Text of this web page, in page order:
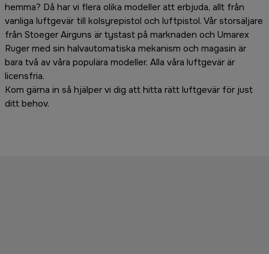
hemma? Då har vi flera olika modeller att erbjuda, allt från
vanliga luftgevär till kolsyrepistol och luftpistol. Vår storsäljare
från Stoeger Airguns är tystast på marknaden och Umarex
Ruger med sin halvautomatiska mekanism och magasin är
bara två av våra populära modeller. Alla våra luftgevär är
licensfria.
Kom gärna in så hjälper vi dig att hitta rätt luftgevär för just
ditt behov.